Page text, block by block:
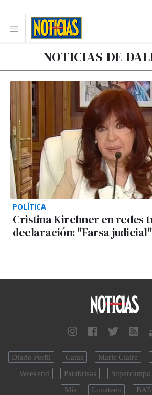
NOTICIAS DE
POLÍTICA
Cristina Kirchner en redes
declaración: "Farsa judicial"
Diario Perfil Caras Marie Claire
Weekend
Parabrisas Supercampo
Mía
Lunateen